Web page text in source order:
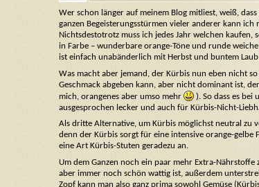
Wer schon länger auf meinem Blog mitliest, weiß,
ganzen Begeisterungsstürmen vieler anderer kann
Nichtsdestotrotz muss ich jedes Jahr welchen kaufen,
in Farbe – wunderbare orange-Töne und runde
ist einfach unabänderlich mit Herbst und buntem
Was macht aber jemand, der Kürbis nun eben nicht so
Geschmack abgeben kann, aber nicht dominant ist,
mich, orangenes aber umso mehr
). So dass es bei
ausgesprochen lecker und auch für Kürbis-Nicht-
Als dritte Alternative, um Kürbis möglichst neutral zu
denn der Kürbis sorgt für eine intensive orange-
eine Art Kürbis-Stuten geradezu an.
Um dem Ganzen noch ein paar mehr Extra-
aber immer noch schön wattig ist, außerdem
Zopf kann man also ganz prima sowohl Gemüse